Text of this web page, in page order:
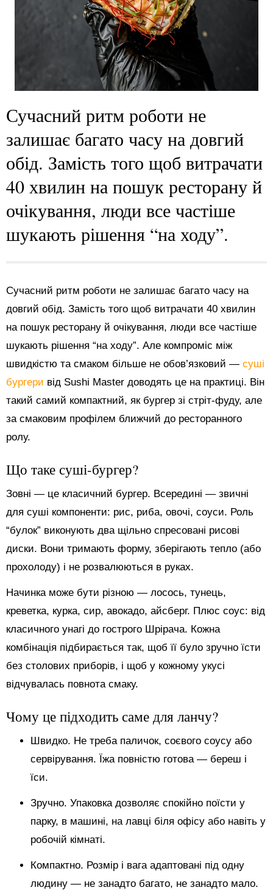
Сучасний ритм роботи не
залишає багато часу на довгий
обід. Замість того щоб витрачати
40 хвилин на пошук ресторану й
очікування, люди все частіше
шукають рішення “на ходу”.
Сучасний ритм роботи не залишає багато часу на
довгий обід. Замість того щоб витрачати 40 хвилин
на пошук ресторану й очікування, люди все частіше
шукають рішення “на ходу”. Але компроміс між
швидкістю та смаком більше не обов’язковий — суші
бургери від Sushi Master доводять це на практиці. Він
такий самий компактний, як бургер зі стріт-фуду, але
за смаковим профілем ближчий до ресторанного
ролу.
Що таке суші-бургер?
Зовні — це класичний бургер. Всередині — звичні
для суші компоненти: рис, риба, овочі, соуси. Роль
“булок” виконують два щільно спресовані рисові
диски. Вони тримають форму, зберігають тепло (або
прохолоду) і не розвалюються в руках.
Начинка може бути різною — лосось, тунець,
креветка, курка, сир, авокадо, айсберг. Плюс соус: від
класичного унагі до гострого Шрірача. Кожна
комбінація підбирається так, щоб її було зручно їсти
без столових приборів, і щоб у кожному укусі
відчувалась повнота смаку.
Чому це підходить саме для ланчу?
Швидко. Не треба паличок, соєвого соусу або
сервірування. Їжа повністю готова — береш і
їси.
Зручно. Упаковка дозволяє спокійно поїсти у
парку, в машині, на лавці біля офісу або навіть у
робочій кімнаті.
Компактно. Розмір і вага адаптовані під одну
людину — не занадто багато, не занадто мало.